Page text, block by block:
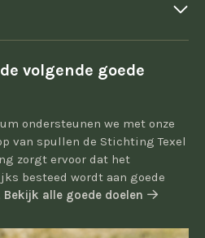
volgende goede
ondersteunen we met onze
van spullen de Stichting Texel
zorgt ervoor dat het
besteed wordt aan goede
Bekijk alle goede doelen